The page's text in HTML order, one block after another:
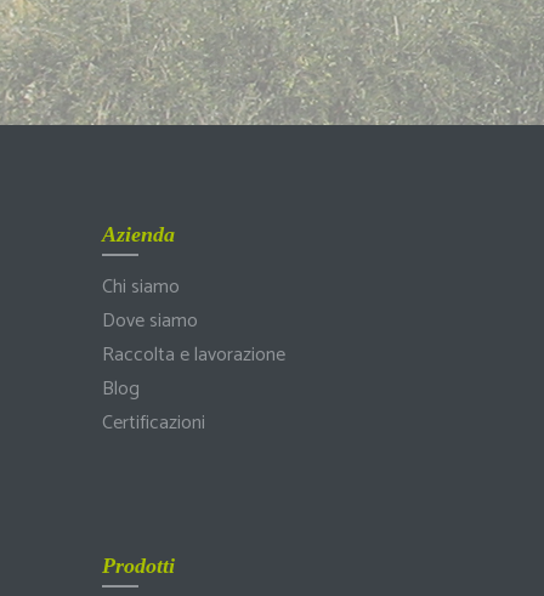
Azienda
Chi siamo
Dove siamo
Raccolta e lavorazione
Blog
Certificazioni
Prodotti